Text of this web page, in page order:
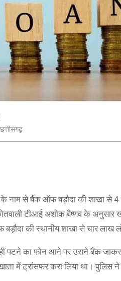
छत्तीसगढ़
नाम से बैंक ऑफ बड़ौदा की शाखा से 4
टीआई अशोक बैष्णव के अनुसार
की स्थानीय शाखा से चार लाख
पटने का फोन आने पर उसने बैंक जाकर
ट्रांसफर करा लिया था। पुलिस ने